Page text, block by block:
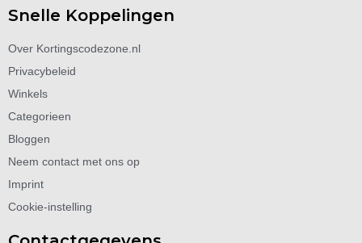
Snelle Koppelingen
Over Kortingscodezone.nl
Privacybeleid
Winkels
Categorieen
Bloggen
Neem contact met ons op
Imprint
Cookie-instelling